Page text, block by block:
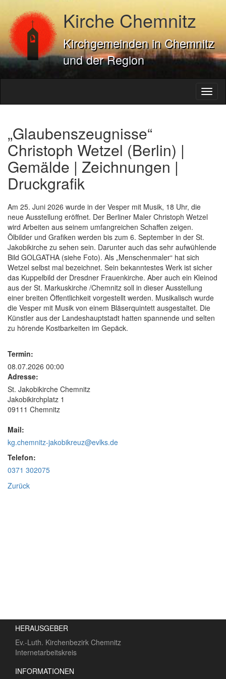
Kirche Chemnitz
Kirchgemeinden in Chemnitz
und der Region
„Glaubenszeugnisse“
Christoph Wetzel (Berlin) |
Gemälde | Zeichnungen |
Druckgrafik
Am 25. Juni 2026 wurde in der Vesper mit Musik, 18 Uhr, die
neue Ausstellung eröffnet. Der Berliner Maler Christoph Wetzel
wird Arbeiten aus seinem umfangreichen Schaffen zeigen.
Ölbilder und Grafiken werden bis zum 6. September in der St.
Jakobikirche zu sehen sein. Darunter auch das sehr aufwühlende
Bild GOLGATHA (siehe Foto). Als „Menschenmaler“ hat sich
Wetzel selbst mal bezeichnet. Sein bekanntestes Werk ist sicher
das Kuppelbild der Dresdner Frauenkirche. Aber auch ein Kleinod
aus der St. Markuskirche /Chemnitz soll in dieser Ausstellung
einer breiten Öffentlichkeit vorgestellt werden. Musikalisch wurde
die Vesper mit Musik von einem Bläserquintett ausgestaltet. Die
Künstler aus der Landeshauptstadt hatten spannende und selten
zu hörende Kostbarkeiten im Gepäck.
Termin:
08.07.2026 00:00
Adresse:
St. Jakobikirche Chemnitz
Jakobikirchplatz 1
09111 Chemnitz
Mail:
kg.chemnitz-jakobikreuz@evlks.de
Telefon:
0371 302075
Zurück
HERAUSGEBER
Ev.-Luth. Kirchenbezirk Chemnitz
Internetarbeitskreis
INFORMATIONEN